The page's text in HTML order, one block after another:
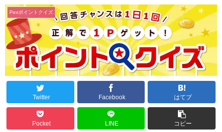
Pexポイントクイズ
Twitter Facebook はてブ
Pocket LINE コピー